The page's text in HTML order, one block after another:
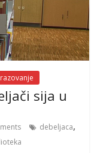
sija u
debeljaca,